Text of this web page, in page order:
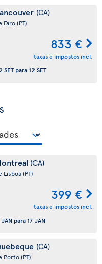
(CA)
Faro(PT)
833 €
taxas e impostos incl.
SETpara 12 SET
(CA)
Lisboa(PT)
399 €
taxas e impostos incl.
JAN para 17 JAN
(CA)
Porto(PT)